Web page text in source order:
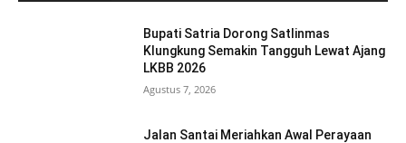
Bupati Satria Dorong Satlinmas
Klungkung Semakin Tangguh Lewat Ajang
LKBB 2026
Agustus 7, 2026
Jalan Santai Meriahkan Awal Perayaan